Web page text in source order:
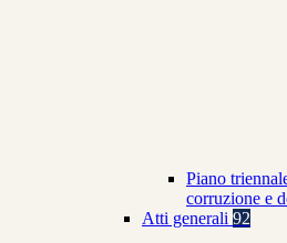
Piano
corruzione e
Atti generali 92